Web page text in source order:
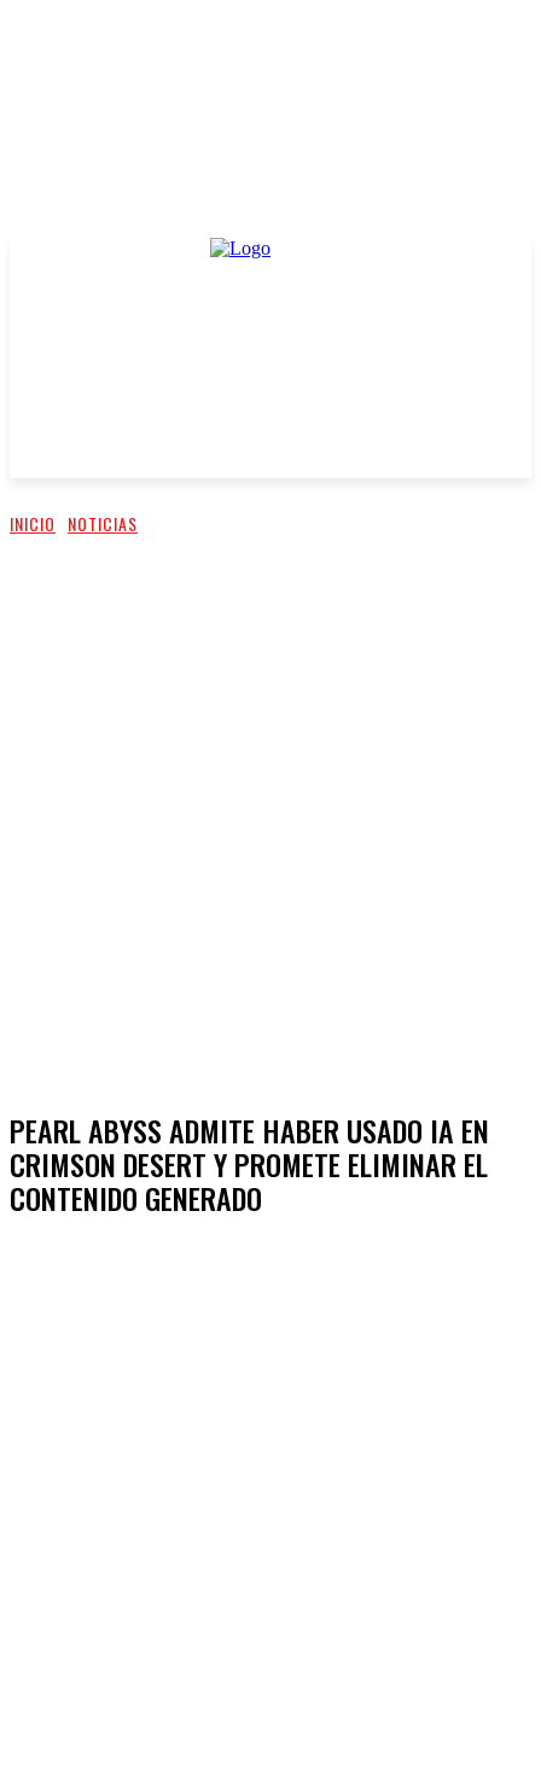
INICIO NOTICIAS
PEARL ABYSS ADMITE HABER USADO IA EN
CRIMSON DESERT Y PROMETE ELIMINAR EL
CONTENIDO GENERADO